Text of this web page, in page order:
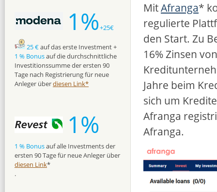
MitAfranga*
regulierte
den Start. Zu
16% Zinsen
Jahre beim
sich um
Afranga
Afranga.
1%+25€
25 €auf das erste Investment +
1 % Bonusauf die durchschnittliche
Investitionssumme der ersten 90
Tage nach Registrierung für neue
Anleger überdiesen Link*
1%
1 % Bonusauf alle Investments der
ersten 90 Tage für neue Anleger über
diesen Link*
.